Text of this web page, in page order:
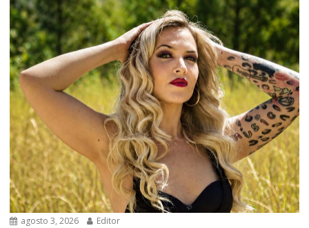
agosto 3, 2026 Editor